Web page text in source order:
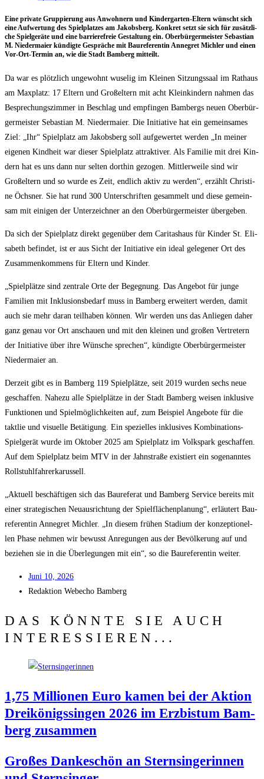
Eine pri­va­te Grup­pie­rung aus Anwoh­nern und Kin­der­gar­ten-Eltern wünscht sich
eine Auf­wer­tung des Spiel­plat­zes am Jakobs­berg. Kon­kret setzt sie sich für zusätz­li­
che Spiel­ge­rä­te und eine bar­rie­re­freie Gestal­tung ein. Ober­bür­ger­meis­ter Sebas­ti­an
M. Nie­der­mai­er kün­dig­te Gesprä­che mit Bau­re­fe­ren­tin Anne­gret Mich­ler und einen
Vor-Ort-Ter­min an, wie die Stadt Bam­berg mitteilt.
Da war es plötz­lich unge­wohnt wuse­lig im Klei­nen Sit­zungs­saal im Rat­haus
am Max­platz: 17 Eltern und Groß­el­tern mit acht Klein­kin­dern nah­men das
Bespre­chungs­zim­mer in Beschlag und emp­fin­gen Bam­bergs neu­en Ober­bür­
ger­meis­ter Sebas­ti­an M. Nie­der­mai­er. Die Initia­ti­ve hat ein gemein­sa­mes
Ziel: „Ihr“ Spiel­platz am Jakobs­berg soll auf­ge­wer­tet wer­den „In mei­ner
eige­nen Kind­heit war die­ser Spiel­platz attrak­ti­ver. Als Fami­lie mit drei Kin­
dern hat es uns dann nur sel­ten dort­hin gezo­gen. Mitt­ler­wei­le sind wir
Groß­el­tern und so wur­de es Zeit, end­lich aktiv zu wer­den“, erzählt Chris­ti­
ne Öchs­ner. Sie hat rund 300 Unter­schrif­ten gesam­melt und die­se gemein­
sam mit eini­gen der Unter­zeich­ner an den Ober­bür­ger­meis­ter übergeben.
Da sich der Spiel­platz direkt gegen­über dem Cari­tas­haus für Kin­der St. Eli­
sa­beth befin­det, ist er aus Sicht der Initia­ti­ve ein ide­al gele­ge­ner Ort des
Zusam­men­kom­mens für Eltern und Kinder.
„Spiel­plät­ze sind zen­tra­le Orte der Begeg­nung. Das Ange­bot für jun­ge
Fami­li­en mit Inklu­si­ons­be­darf muss in Bam­berg erwei­tert wer­den, damit
auch sie mehr dar­an teil­ha­ben kön­nen. Wir wer­den uns das Anlie­gen daher
ganz genau vor Ort anschau­en und mit den klei­nen und gro­ßen Ver­tre­tern
der Initia­ti­ve über ihre Wün­sche spre­chen“, kün­dig­te Ober­bür­ger­meis­ter
Nie­der­mai­er an.
Der­zeit gibt es in Bam­berg 119 Spiel­plät­ze, seit 2019 wur­den sechs neue
geschaf­fen. Nahe­zu alle Spiel­plät­ze in der Stadt Bam­berg wei­sen inklu­si­ve
Funk­tio­nen und Spiel­mög­lich­kei­ten auf, zum Bei­spiel Ange­bo­te für die
takt­lie und visu­el­le Betä­ti­gung. Ein spe­zi­el­les inklu­si­ves Kom­bi­na­ti­ons-
Spiel­ge­rät wur­de im Okto­ber 2025 am Spiel­platz im Volks­park geschaf­fen.
Auf dem Spiel­platz beim MTV in der Jahn­stra­ße exis­tiert ein soge­nann­tes
Rollstuhlfahrerkarussell.
„Aktu­ell beschäf­ti­gen sich das Bau­re­fe­rat und Bam­berg Ser­vice bereits mit
einer stra­te­gi­schen Neu­aus­rich­tung der Spiel­flä­chen­pla­nung“, erläu­tert Bau­
re­fe­ren­tin Anne­gret Mich­ler. „In die­sem frü­hen Sta­di­um der kon­zep­tio­nel­
len Pha­se neh­men wir bewusst Anre­gun­gen aus der Bevöl­ke­rung auf und
bezie­hen sie in die Über­le­gun­gen mit ein“, so die Bau­re­fe­ren­tin weiter.
Juni 10, 2026
Redak­ti­on Web­echo Bamberg
DAS KÖNNTE SIE AUCH
INTERESSIEREN...
1,75 Mil­lio­nen Euro kamen bei der Akti­on
Drei­kö­nigs­sin­gen 2026 im Erz­bis­tum Bam­
berg zusammen
Gro­ßes Dan­ke­schön an Stern­sin­ge­rin­nen